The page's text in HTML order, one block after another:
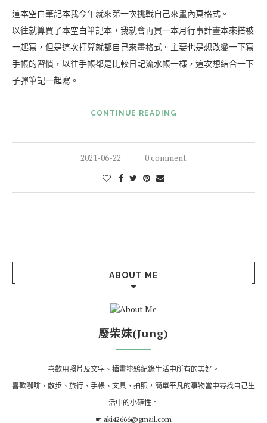
這本空白筆記本我今年就來第一次挑戰自己來畫內頁格式。
以往就算買了本空白筆記本，我就會再買一本月行事計畫本來搭被
一起寫，但是這次打算就都自己來畫格式。主要也是想改變一下寫
手帳的習慣，以往手帳都是比較日記流水帳一樣，這次想結合一下
子彈筆記一起寫。
CONTINUE READING
2021-06-22 0 comment
ABOUT ME
廢柴妹(Jung)
喜歡用照片及文字、插畫塗鴉紀錄生活中所有的美好。
喜歡咖啡、散步、旅行、手帳、文具、拍照，簡單平凡的事物當中尋找自己生
活中的小確性。
☛ aki42666@gmail.com